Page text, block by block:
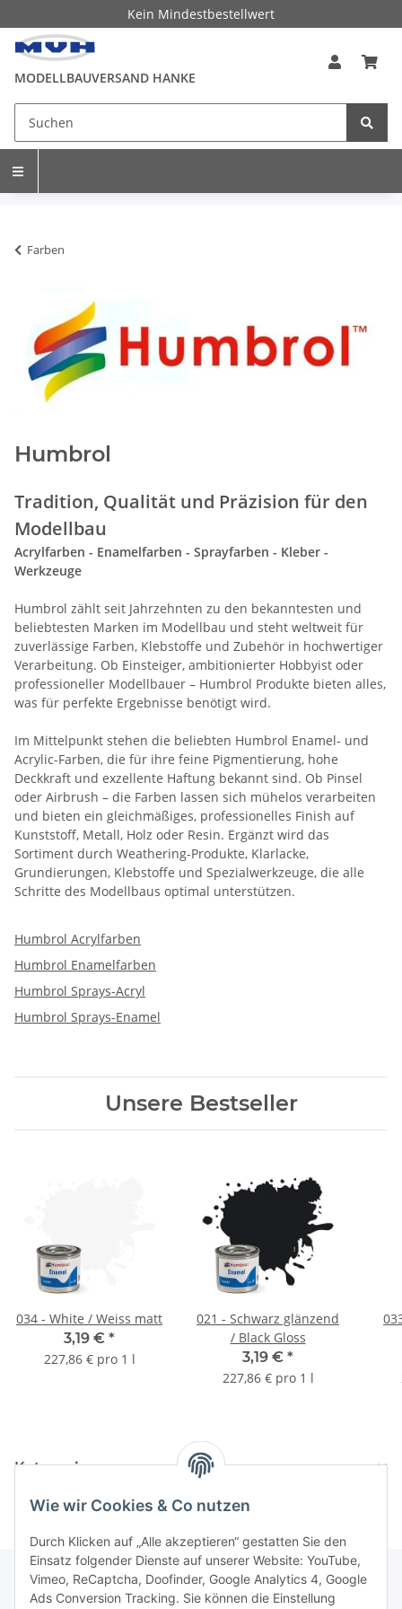
Kein Mindestbestellwert
MODELLBAUVERSAND HANKE
Farben
Humbrol
Tradition, Qualität und Präzision für den
Modellbau
Acrylfarben - Enamelfarben - Sprayfarben - Kleber -
Werkzeuge
Humbrol zählt seit Jahrzehnten zu den bekanntesten und
beliebtesten Marken im Modellbau und steht weltweit für
zuverlässige Farben, Klebstoffe und Zubehör in hochwertiger
Verarbeitung. Ob Einsteiger, ambitionierter Hobbyist oder
professioneller Modellbauer – Humbrol Produkte bieten alles,
was für perfekte Ergebnisse benötigt wird.
Im Mittelpunkt stehen die beliebten Humbrol Enamel- und
Acrylic-Farben, die für ihre feine Pigmentierung, hohe
Deckkraft und exzellente Haftung bekannt sind. Ob Pinsel
oder Airbrush – die Farben lassen sich mühelos verarbeiten
und bieten ein gleichmäßiges, professionelles Finish auf
Kunststoff, Metall, Holz oder Resin. Ergänzt wird das
Sortiment durch Weathering-Produkte, Klarlacke,
Grundierungen, Klebstoffe und Spezialwerkzeuge, die alle
Schritte des Modellbaus optimal unterstützen.
Humbrol Acrylfarben
Humbrol Enamelfarben
Humbrol Sprays-Acryl
Humbrol Sprays-Enamel
Unsere Bestseller
034 - White / Weiss matt
3,19 € *
227,86 € pro 1 l
021 - Schwarz glänzend
/ Black Gloss
3,19 € *
227,86 € pro 1 l
Kategorien
Wie wir Cookies & Co nutzen
Durch Klicken auf „Alle akzeptieren“ gestatten Sie den
Einsatz folgender Dienste auf unserer Website: YouTube,
Vimeo, ReCaptcha, Doofinder, Google Analytics 4, Google
Ads Conversion Tracking. Sie können die Einstellung